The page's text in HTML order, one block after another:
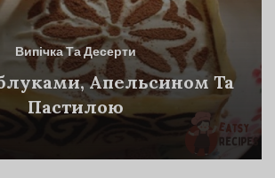
Випічка Та Десерти
Апельсином Та
Пастилою